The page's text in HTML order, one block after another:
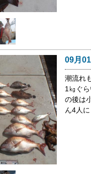
09月
潮流れ
1㎏ぐ
の後は
ん4人